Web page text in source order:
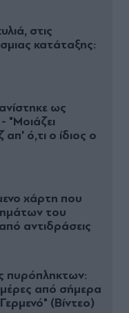
στις
κατάταξης:
ως
"Μοιάζει
ό,τι ο ίδιος ο
χάρτη που
του
αντιδράσεις
πυρόπληκτων:
από σήμερα
(Βίντεο)